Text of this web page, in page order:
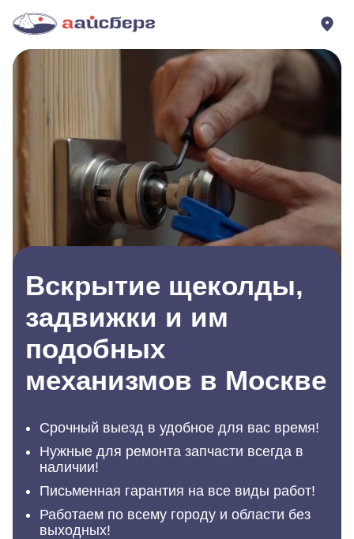
Вскрытие щеколды,
задвижки и им
подобных
механизмов в Москве
Срочный выезд в удобное для вас время!
Нужные для ремонта запчасти всегда в
наличии!
Письменная гарантия на все виды работ!
Работаем по всему городу и области без
выходных!